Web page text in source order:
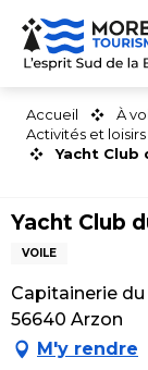
Aller
contenu
Accueil
À
Activités et
Yacht Club
Yacht Club
VOILE
Capitainerie
56640 Arzon
M'y rendre